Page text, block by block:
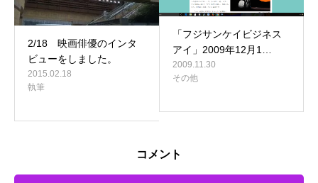
2/18 映画俳優のインタ
ビューをしました。
2015.02.18
執筆
「フジサンケイビジネス
アイ」2009年12月1…
2009.11.30
その他
コメント